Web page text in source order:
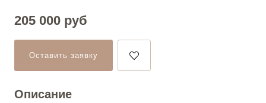
205 000 руб
Оставить заявку
Описание